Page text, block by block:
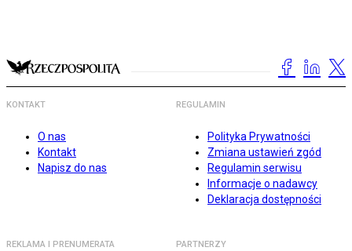
KONTAKT
O nas
Kontakt
Napisz do nas
REGULAMIN
Polityka Prywatności
Zmiana ustawień zgód
Regulamin serwisu
Informacje o nadawcy
Deklaracja dostępności
REKLAMA I PRENUMERATA PARTNERZY